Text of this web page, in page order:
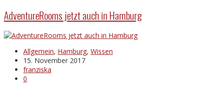
AdventureRooms jetzt auch in Hamburg
Allgemein, Hamburg, Wissen
15. November 2017
franziska
0